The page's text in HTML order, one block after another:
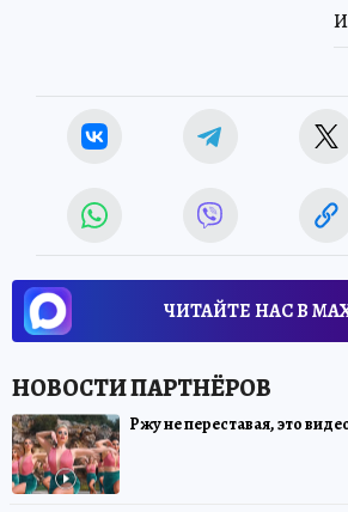
ЧИТАЙТЕ НАС В
Ржу не переставая, это